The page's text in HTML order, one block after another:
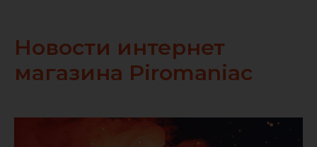
Новости интернет
магазина Piromaniac